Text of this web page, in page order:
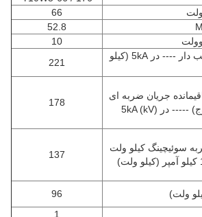
66
52.8
10
ولتاژ باقیمانده ضربه شیب دار ---- در 5kA (کیلو
221
جریان ضربه ای
178
سوئیچینگ کیلو ولت
137
96